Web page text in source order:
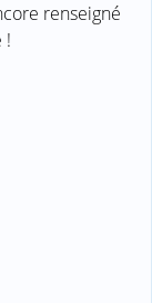
renseigné
!